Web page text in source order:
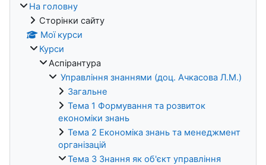
На головну
Сторінки сайту
Мої курси
Курси
Аспірантура
Управління знаннями (доц. Ачкасова Л.М.)
Загальне
Тема 1 Формування та розвиток
економіки знань
Тема 2 Економіка знань та менеджмент
організацій
Тема 3 Знання як об'єкт управління